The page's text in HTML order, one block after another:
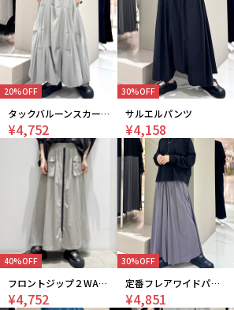
20%OFF
タックバルーンスカート
¥4,752
30%OFF
サルエルパンツ
¥4,158
40%OFF
フロントジップ２WAYパンツ
¥4,752
30%OFF
定番フレアワイドパンツ
¥4,851